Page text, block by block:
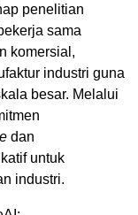
penelitian
sama
komersial,
industri guna
besar. Melalui
dan
untuk
industri.